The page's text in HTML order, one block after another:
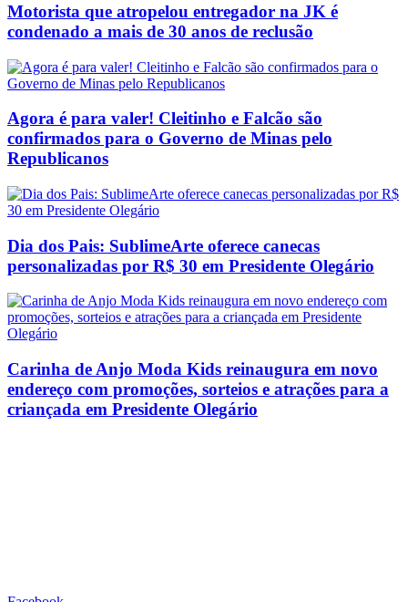
Motorista que atropelou entregador na JK é
condenado a mais de 30 anos de reclusão
Agora é para valer! Cleitinho e Falcão são
confirmados para o Governo de Minas pelo
Republicanos
Dia dos Pais: SublimeArte oferece canecas
personalizadas por R$ 30 em Presidente Olegário
Carinha de Anjo Moda Kids reinaugura em novo
endereço com promoções, sorteios e atrações para a
criançada em Presidente Olegário